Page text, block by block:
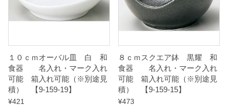
可
※
別
途
１０ｃｍオーバル皿 白 和
食器 名入れ・マーク入れ
可能 箱入れ可能（※別途見
積） 【9-159-19】
¥421
８ｃｍスクエア鉢 黒耀 和
食器 名入れ・マーク入れ
可能 箱入れ可能（※別途見
積） 【9-159-15】
¥473